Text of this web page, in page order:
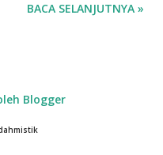
hitam sering
dikatakan memiliki
untuk
BACA SELANJUTNYA »
Blogger